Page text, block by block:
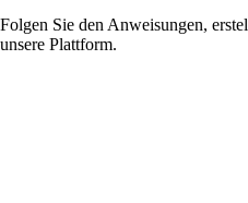
Folgen Sie den Anweisungen,
unsere Plattform.